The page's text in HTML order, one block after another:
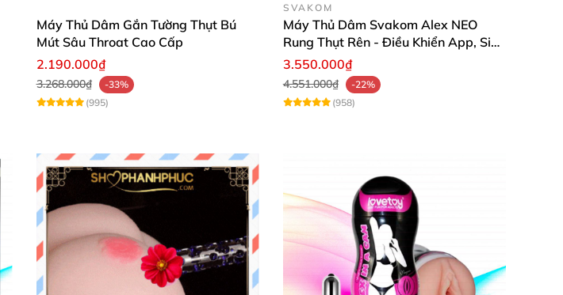
Máy Thủ Dâm Gắn Tường Thụt Bú
Mút Sâu Throat Cao Cấp
2.190.000₫
3.268.000₫
-33%
(995)
SVAKOM
Máy Thủ Dâm Svakom Alex NEO
Rung Thụt Rên - Điều Khiển App, Siêu
Phê
3.550.000₫
4.551.000₫
-22%
(958)